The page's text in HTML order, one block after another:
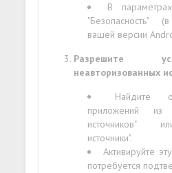
В
"Безопасность"
вашей версии
Разрешите
неавторизованных
Найдите
приложений из
источников"
источники".
Активируйте
потребуется